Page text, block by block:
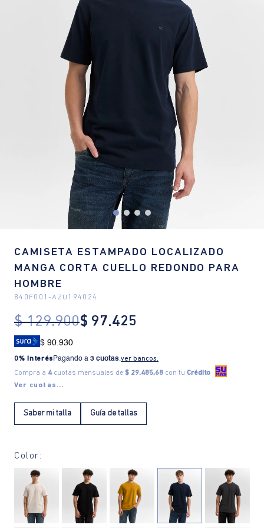
CAMISETA ESTAMPADO LOCALIZADO
MANGA CORTA CUELLO REDONDO PARA
HOMBRE
840F001-AZU194024
$ 129.900$ 97.425
$ 90.930
0% InterésPagando a 3 cuotas.ver bancos.
Compra a 4cuotas mensuales de $ 29.485,68 con tu Crédito
Ver cuotas...
Saber mi talla Guía de tallas
Color: